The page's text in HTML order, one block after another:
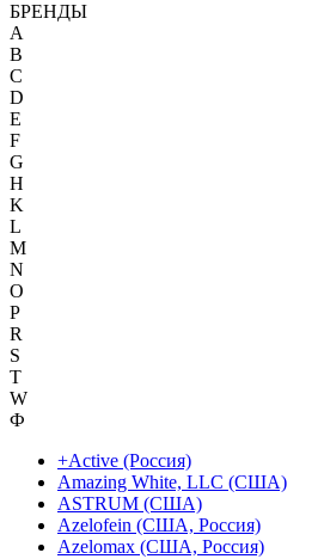
БРЕНДЫ
A
B
C
D
E
F
G
H
K
L
M
N
O
P
R
S
T
W
Ф
+Active (Россия)
Amazing White, LLC (США)
ASTRUM (США)
Azelofein (США, Россия)
Azelomax (США, Россия)